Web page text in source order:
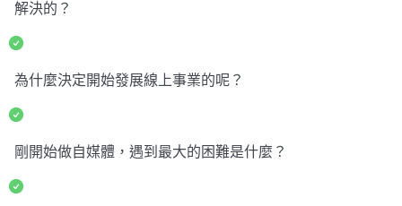
解決的？
為什麼決定開始發展線上事業的呢？
剛開始做自媒體，遇到最大的困難是什麼？